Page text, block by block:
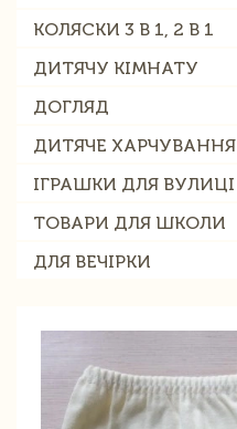
КОЛЯСКИ 3 В 1, 2 В 1
ДИТЯЧУ КІМНАТУ
ДОГЛЯД
ДИТЯЧЕ ХАРЧУВАННЯ
ІГРАШКИ ДЛЯ ВУЛИЦІ
ТОВАРИ ДЛЯ ШКОЛИ
ДЛЯ ВЕЧІРКИ